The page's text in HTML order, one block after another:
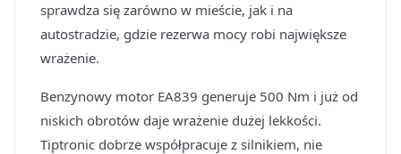
sprawdza się zarówno w mieście, jak i na
autostradzie, gdzie rezerwa mocy robi największe
wrażenie.
Benzynowy motor EA839 generuje 500 Nm i już od
niskich obrotów daje wrażenie dużej lekkości.
Tiptronic dobrze współpracuje z silnikiem, nie